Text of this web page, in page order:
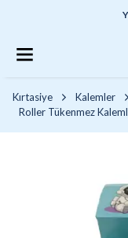
Kırtasiye Kalemler
Roller Tükenmez